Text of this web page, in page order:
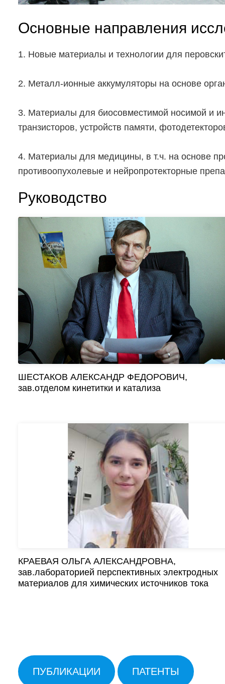
Основные направления
1. Новые материалы и технологии для
2. Металл-ионные аккумуляторы на основе
3. Материалы для биосовместимой носимой и
транзисторов, устройств памяти,
4. Материалы для медицины, в т.ч. на основе
противоопухолевые и нейропротекторные
Руководство
ШЕСТАКОВ АЛЕКСАНДР ФЕДОРОВИЧ,
зав.отделом кинетитки и катализа
КРАЕВАЯ ОЛЬГА АЛЕКСАНДРОВНА,
зав.лабораторией перспективных электродных
материалов для химических источников тока
ПУБЛИКАЦИИ ПАТЕНТЫ